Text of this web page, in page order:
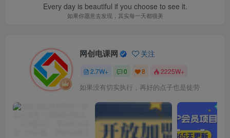
Every day is beautiful if you choose to see it.
如果你愿意去发现，其实每一天都很美
网创电课网 关注
2.7W+ 0 8 2225W+
如果没有切实执行，再好的点子也是徒劳